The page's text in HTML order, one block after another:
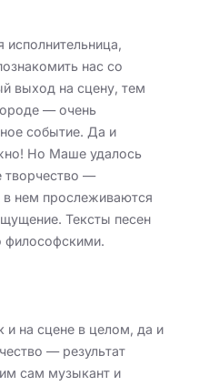
нас со
выход на сцену, тем
— очень
событие. Да и
Но Маше удалось
творчество —
в нем прослеживаются
Тексты песен
философскими.
и на сцене в целом, да и
— результат
сам музыкант и